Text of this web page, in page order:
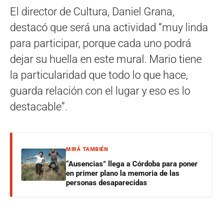
El director de Cultura, Daniel Grana,
destacó que será una actividad “muy linda
para participar, porque cada uno podrá
dejar su huella en este mural. Mario tiene
la particularidad que todo lo que hace,
guarda relación con el lugar y eso es lo
destacable”.
MIRÁ TAMBIÉN
“Ausencias” llega a Córdoba para poner
en primer plano la memoria de las
personas desaparecidas